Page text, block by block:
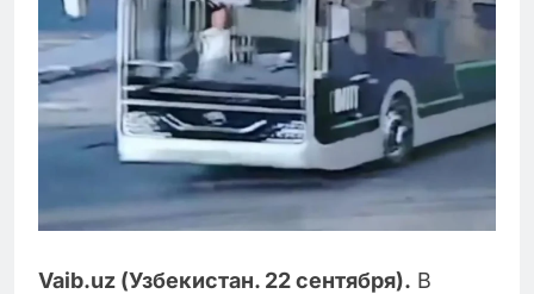
Vaib.uz (Узбекистан. 22 сентября). В